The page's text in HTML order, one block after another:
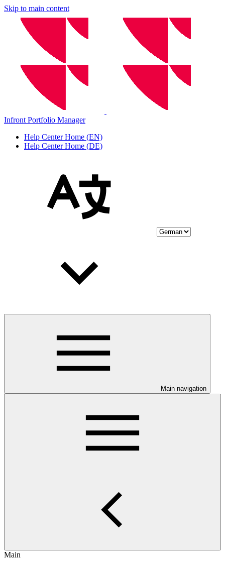
Skip to main content
Infront Portfolio Manager
Help Center Home (EN)
Help Center Home (DE)
Main navigation
Main